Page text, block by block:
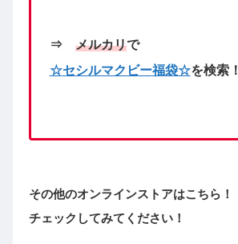
⇒ メルカリで
☆セシルマクビー福袋☆を検索！
その他のオンラインストアはこちら！
チェックしてみてください！